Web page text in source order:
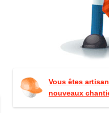
Vous êtes
nouveaux